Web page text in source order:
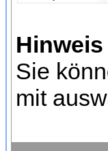
Sie
mit